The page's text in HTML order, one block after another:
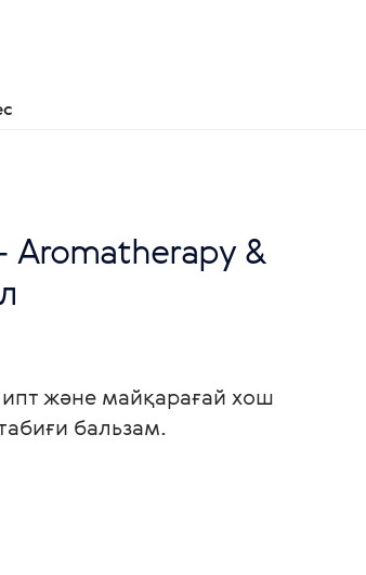
Aromatherapy &
және майқарағай хош
табиғи бальзам.